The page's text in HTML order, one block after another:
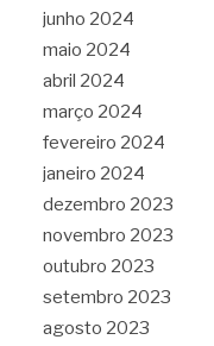
junho 2024
maio 2024
abril 2024
março 2024
fevereiro 2024
janeiro 2024
dezembro 2023
novembro 2023
outubro 2023
setembro 2023
agosto 2023